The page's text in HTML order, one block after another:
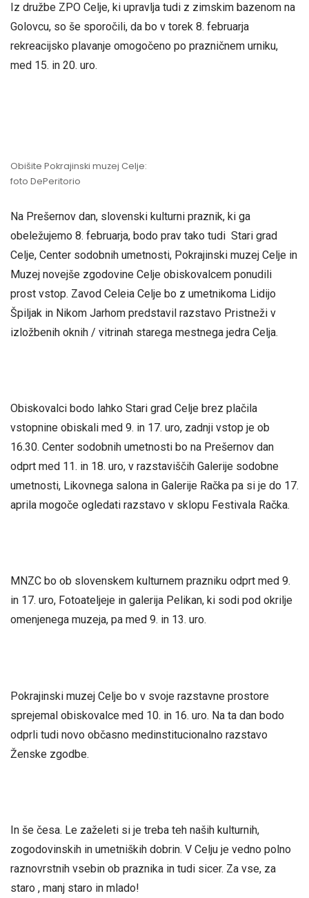
Iz družbe ZPO Celje, ki upravlja tudi z zimskim bazenom na
Golovcu, so še sporočili, da bo v torek 8. februarja
rekreacijsko plavanje omogočeno po prazničnem urniku,
med 15. in 20. uro.
Obišite Pokrajinski muzej Celje:
foto DePeritorio
Na Prešernov dan, slovenski kulturni praznik, ki ga
obeležujemo 8. februarja, bodo prav tako tudi Stari grad
Celje, Center sodobnih umetnosti, Pokrajinski muzej Celje in
Muzej novejše zgodovine Celje obiskovalcem ponudili
prost vstop. Zavod Celeia Celje bo z umetnikoma Lidijo
Špiljak in Nikom Jarhom predstavil razstavo Pristneži v
izložbenih oknih / vitrinah starega mestnega jedra Celja.
Obiskovalci bodo lahko Stari grad Celje brez plačila
vstopnine obiskali med 9. in 17. uro, zadnji vstop je ob
16.30. Center sodobnih umetnosti bo na Prešernov dan
odprt med 11. in 18. uro, v razstaviščih Galerije sodobne
umetnosti, Likovnega salona in Galerije Račka pa si je do 17.
aprila mogoče ogledati razstavo v sklopu Festivala Račka.
MNZC bo ob slovenskem kulturnem prazniku odprt med 9.
in 17. uro, Fotoateljeje in galerija Pelikan, ki sodi pod okrilje
omenjenega muzeja, pa med 9. in 13. uro.
Pokrajinski muzej Celje bo v svoje razstavne prostore
sprejemal obiskovalce med 10. in 16. uro. Na ta dan bodo
odprli tudi novo občasno medinstitucionalno razstavo
Ženske zgodbe.
In še česa. Le zaželeti si je treba teh naših kulturnih,
zogodovinskih in umetniških dobrin. V Celju je vedno polno
raznovrstnih vsebin ob praznika in tudi sicer. Za vse, za
staro , manj staro in mlado!